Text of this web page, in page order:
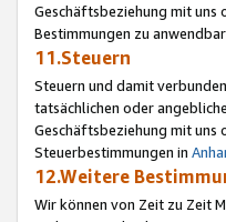
Geschäftsbeziehung mit uns
Bestimmungen zu
11.Steuern
Steuern und damit
tatsächlichen oder
Geschäftsbeziehung mit uns
Steuerbestimmungen in
12.Weitere
Wir können von Zeit zu Zeit